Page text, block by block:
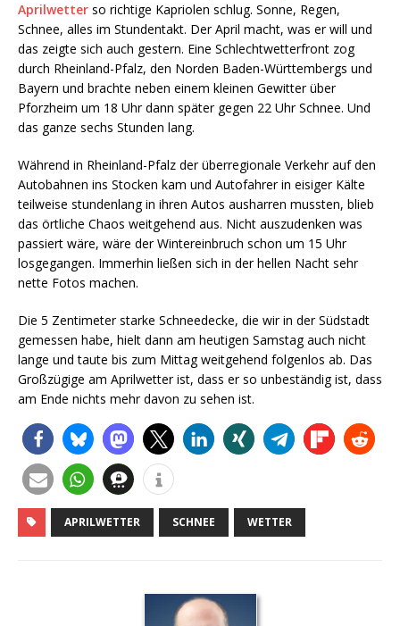
Aprilwetter so richtige Kapriolen schlug. Sonne, Regen,
Schnee, alles im Stundentakt. Der April macht, was er will und
das zeigte sich auch gestern. Eine Schlechtwetterfront zog
durch Rheinland-Pfalz, den Norden Baden-Württembergs und
Bayern und brachte neben einem kleinen Gewitter über
Pforzheim um 18 Uhr dann später gegen 22 Uhr Schnee. Und
das ganze sechs Stunden lang.
Während in Rheinland-Pfalz der überregionale Verkehr auf den
Autobahnen ins Stocken kam und Autofahrer in eisiger Kälte
teilweise stundenlang in ihren Autos ausharren mussten, blieb
das örtliche Chaos weitgehend aus. Nicht auszudenken was
passiert wäre, wäre der Wintereinbruch schon um 15 Uhr
losgegangen. Immerhin ließen sich in der hellen Nacht sehr
nette Fotos machen.
Die 5 Zentimeter starke Schneedecke, die wir in der Südstadt
gemessen habe, hielt dann am heutigen Samstag auch nicht
lange und taute bis zum Mittag weitgehend folgenlos ab. Das
Großzügige am Aprilwetter ist, dass er so unbeständig ist, dass
am Ende nichts mehr davon zu sehen ist.
APRILWETTER SCHNEE WETTER